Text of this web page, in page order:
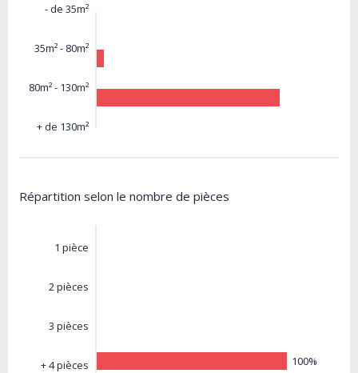
- de 35m²
35m² - 80m²
80m² - 130m²
+ de 130m²
Répartition selon le nombre de pièces
1 pièce
2 pièces
3 pièces
+ 4 pièces 100%